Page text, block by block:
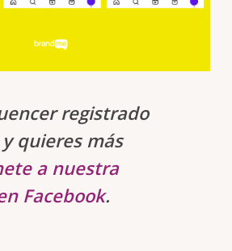
registrado
quieres más
a nuestra
Facebook.